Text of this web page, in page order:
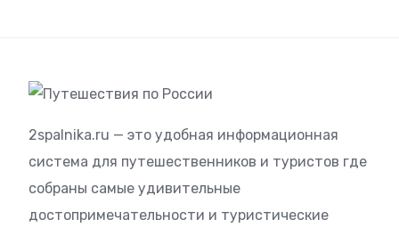
2spalnika.ru — это удобная информационная
система для путешественников и туристов где
собраны самые удивительные
достопримечательности и туристические